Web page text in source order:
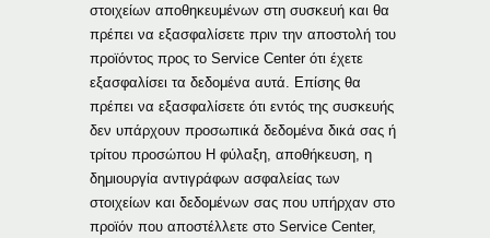
στοιχείων αποθηκευμένων στη συσκευή και θα
πρέπει να εξασφαλίσετε πριν την αποστολή του
προϊόντος προς το Service Center ότι έχετε
εξασφαλίσει τα δεδομένα αυτά. Επίσης θα
πρέπει να εξασφαλίσετε ότι εντός της συσκευής
δεν υπάρχουν προσωπικά δεδομένα δικά σας ή
τρίτου προσώπου Η φύλαξη, αποθήκευση, η
δημιουργία αντιγράφων ασφαλείας των
στοιχείων και δεδομένων σας που υπήρχαν στο
προϊόν που αποστέλλετε στο Service Center,